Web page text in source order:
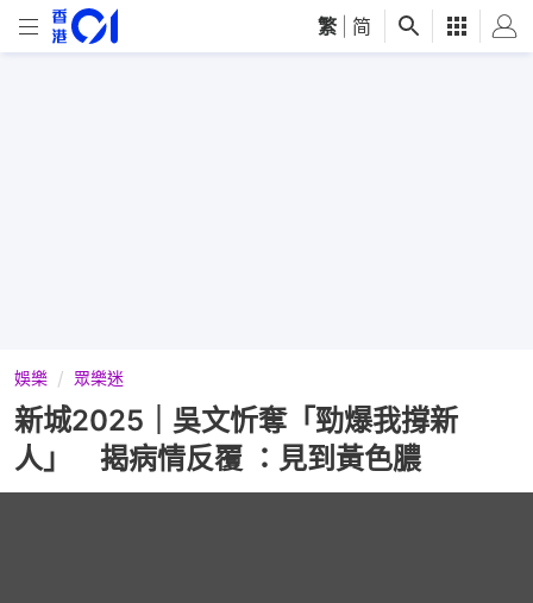
繁 简
娛樂 眾樂迷
新城2025｜吳文忻奪「勁爆我撐新
人」 揭病情反覆 ：見到黃色膿